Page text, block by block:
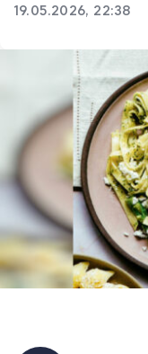
19.05.2026, 22:38